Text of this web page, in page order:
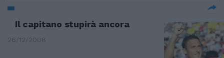
Il capitano stupirà ancora
26/12/2008